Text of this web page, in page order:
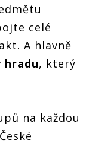
celé
A hlavně
hradu, který
na každou